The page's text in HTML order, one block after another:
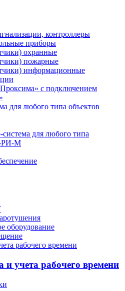
контроллеры
приборы
охранные
пожарные
информационные
с подключением
для любого типа объектов
для любого типа
РИ-М
оборудование
рабочего времени
и учета рабочего времени